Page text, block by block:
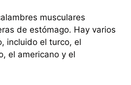
musculares
de estómago. Hay varios
incluido el turco, el
el americano y el